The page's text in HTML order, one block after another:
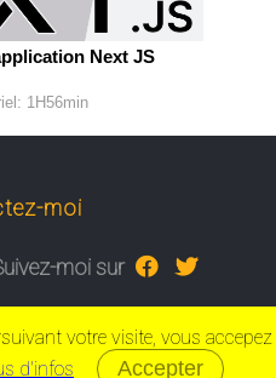
Next JS
1H56min
moi
moi sur
votre visite, vous accepez
d'infos Accepter